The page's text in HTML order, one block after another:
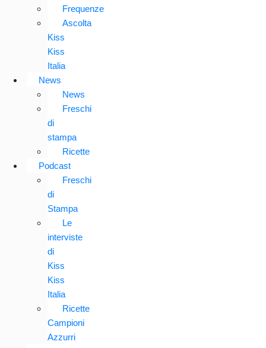
Frequenze
Ascolta
Kiss
Kiss
Italia
News
News
Freschi
di
stampa
Ricette
Podcast
Freschi
di
Stampa
Le
interviste
di
Kiss
Kiss
Italia
Ricette
Campioni
Azzurri